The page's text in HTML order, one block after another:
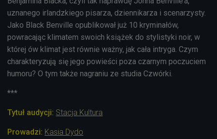
uznanego irlandzkiego pisarza, dziennikarza i scenarzysty.
Jako Black Benville opublikował już 10 kryminałów,
powracając klimatem swoich książek do stylistyki noir, w
której ów klimat jest równie ważny, jak cała intryga. Czym
charakteryzują się jego powieści poza czarnym poczuciem
humoru? O tym także nagraniu ze studia Czwórki.
***
Tytuł audycji: Stacja Kultura
Prowadzi: Kasia Dydo